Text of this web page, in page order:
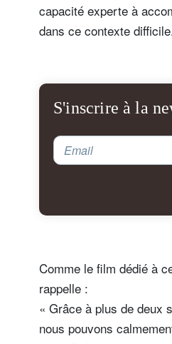
capacité experte à
dans ce contexte
S'inscrire à la
Email
Comme le film dédié à
rappelle :
« Grâce à plus de deux
nous pouvons